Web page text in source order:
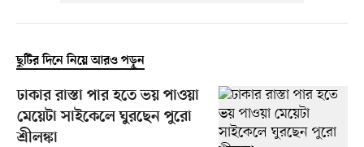
ছুটির দিনে নিয়ে আরও পড়ুন
ঢাকার রাস্তা পার হতে ভয় পাওয়া
মেয়েটা সাইকেলে ঘুরছেন পুরো
শ্রীলঙ্কা